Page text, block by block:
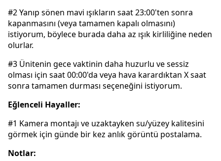
#2 Yanıp sönen mavi ışıkların saat 23:00'ten sonra
kapanmasını (veya tamamen kapalı olmasını)
istiyorum, böylece burada daha az ışık kirliliğine neden
olurlar.
#3 Ünitenin gece vaktinin daha huzurlu ve sessiz
olması için saat 00:00'da veya hava karardıktan X saat
sonra tamamen durması seçeneğini istiyorum.
Eğlenceli Hayaller:
#1 Kamera montajı ve uzaktayken su/yüzey kalitesini
görmek için günde bir kez anlık görüntü postalama.
Notlar: